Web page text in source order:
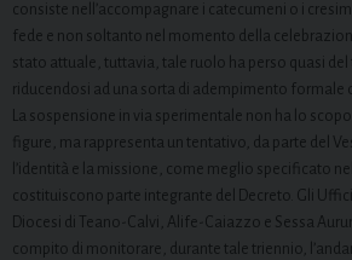
consiste nell’accompagnare i catecumeni o i
fede e non soltanto nel momento della
stato attuale, tuttavia, tale ruolo ha perso quasi
riducendosi ad una sorta di adempimento formale
La sospensione in via sperimentale non ha lo
figure, ma rappresenta un tentativo, da parte del
l’identità e la missione, come meglio specificato
costituiscono parte integrante del Decreto. Gli
Diocesi di Teano-Calvi, Alife-Caiazzo e Sessa
compito di monitorare, durante tale triennio,